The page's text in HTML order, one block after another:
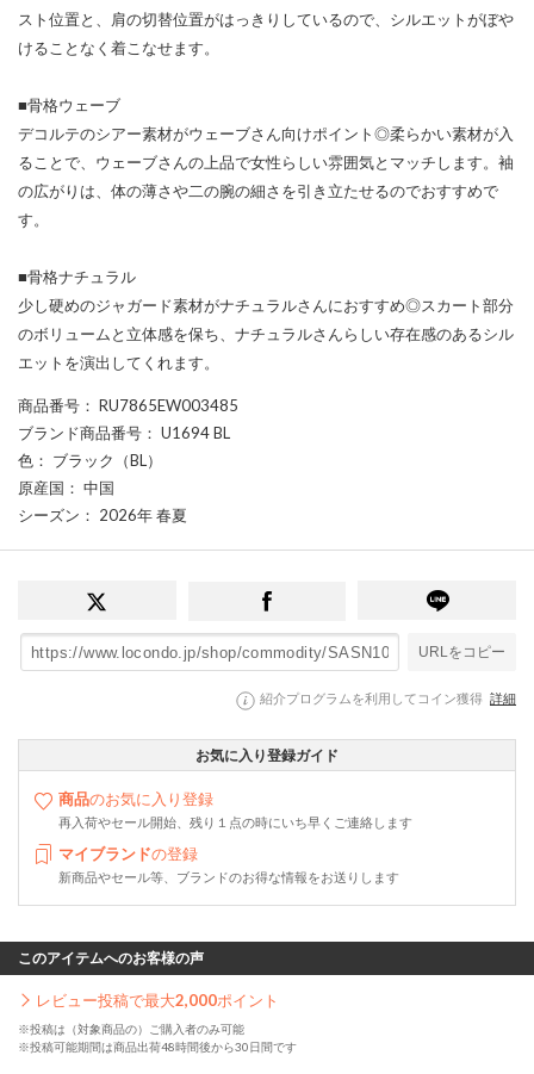
スト位置と、肩の切替位置がはっきりしているので、シルエットがぼや
けることなく着こなせます。
■骨格ウェーブ
デコルテのシアー素材がウェーブさん向けポイント◎柔らかい素材が入
ることで、ウェーブさんの上品で女性らしい雰囲気とマッチします。袖
の広がりは、体の薄さや二の腕の細さを引き立たせるのでおすすめで
す。
■骨格ナチュラル
少し硬めのジャガード素材がナチュラルさんにおすすめ◎スカート部分
のボリュームと立体感を保ち、ナチュラルさんらしい存在感のあるシル
エットを演出してくれます。
商品番号 ： RU7865EW003485
ブランド商品番号 ： U1694 BL
色 ： ブラック（BL）
原産国 ： 中国
シーズン ： 2026年 春夏
URLをコピー
紹介プログラムを利用してコイン獲得 詳細
お気に入り登録ガイド
商品のお気に入り登録
再入荷やセール開始、残り１点の時にいち早くご連絡します
マイブランドの登録
新商品やセール等、ブランドのお得な情報をお送りします
このアイテムへのお客様の声
レビュー投稿で最大2,000ポイント
※投稿は（対象商品の）ご購入者のみ可能
※投稿可能期間は商品出荷48時間後から30日間です